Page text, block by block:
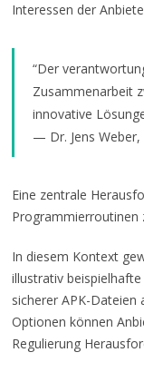
Interessen der
“Der
Zusammenarbeit
innovative
— Dr. Jens
Eine zentrale
Programmierroutinen
In diesem Kontext
illustrativ
sicherer APK-
Optionen können
Regulierung